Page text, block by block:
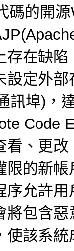
碼的開
存在缺
設定外
訊埠)，
Code
看、更
限的新
序允許
將包含
使該系